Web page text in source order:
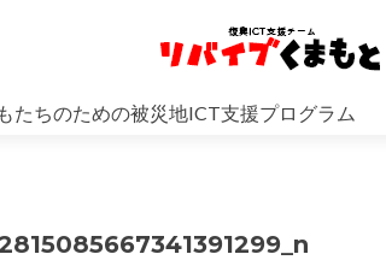
たちのための被災地ICT支援プログラム